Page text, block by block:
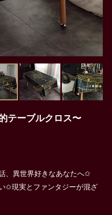
テーブルクロス〜
、異世界好きなあなたへ✩
✩現実とファンタジーが混ざ